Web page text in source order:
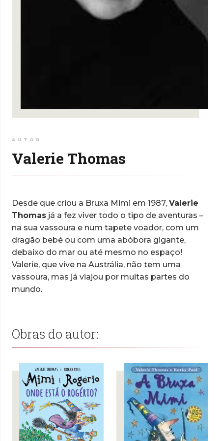
AUTOR
Valerie Thomas
Desde que criou a Bruxa Mimi em 1987, Valerie
Thomas já a fez viver todo o tipo de aventuras –
na sua vassoura e num tapete voador, com um
dragão bebé ou com uma abóbora gigante,
debaixo do mar ou até mesmo no espaço!
Valerie, que vive na Austrália, não tem uma
vassoura, mas já viajou por muitas partes do
mundo.
Obras do autor: